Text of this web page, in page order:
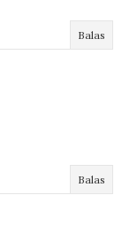
Balas
Balas